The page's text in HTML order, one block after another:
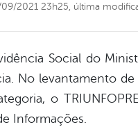
2021 23h25, última
Social do
No levantamento
o
Informações.